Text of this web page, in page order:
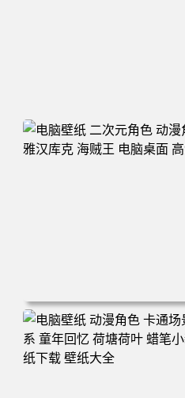
电脑壁纸 二次元角色 动漫角色
克 海贼王 电脑桌面 高清壁纸